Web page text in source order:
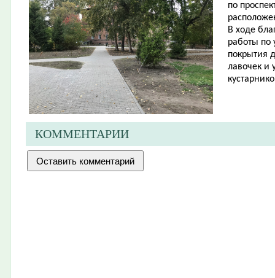
по
В ходе
работы по
покрытия
лавочек и
КОММЕНТАРИИ